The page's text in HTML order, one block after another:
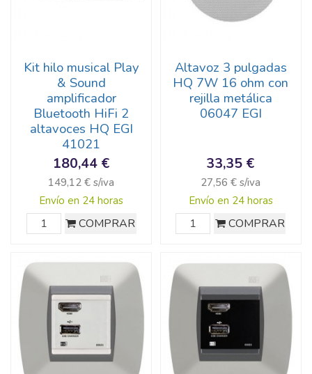
Kit hilo musical Play
& Sound
amplificador
Bluetooth HiFi 2
altavoces HQ EGI
41021
180,44 €
149,12 € s/iva
Envío en 24 horas
COMPRAR
Altavoz 3 pulgadas
HQ 7W 16 ohm con
rejilla metálica
06047 EGI
33,35 €
27,56 € s/iva
Envío en 24 horas
COMPRAR